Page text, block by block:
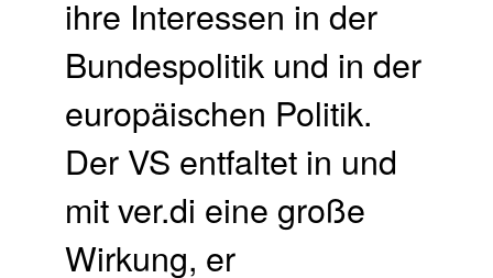
ihre Interessen in der
Bundespolitik und in der
europäischen Politik.
Der VS entfaltet in und
mit ver.di eine große
Wirkung, er